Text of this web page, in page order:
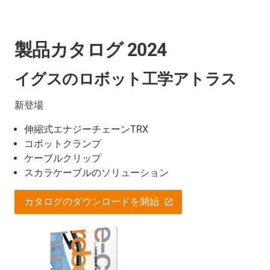
製品カタログ 2024
イグスのロボット工学アトラス
新登場
伸縮式エナジーチェーンTRX
コボットクランプ
ケーブルクリップ
スカラケーブルのソリューション
カタログのダウンロードを開始